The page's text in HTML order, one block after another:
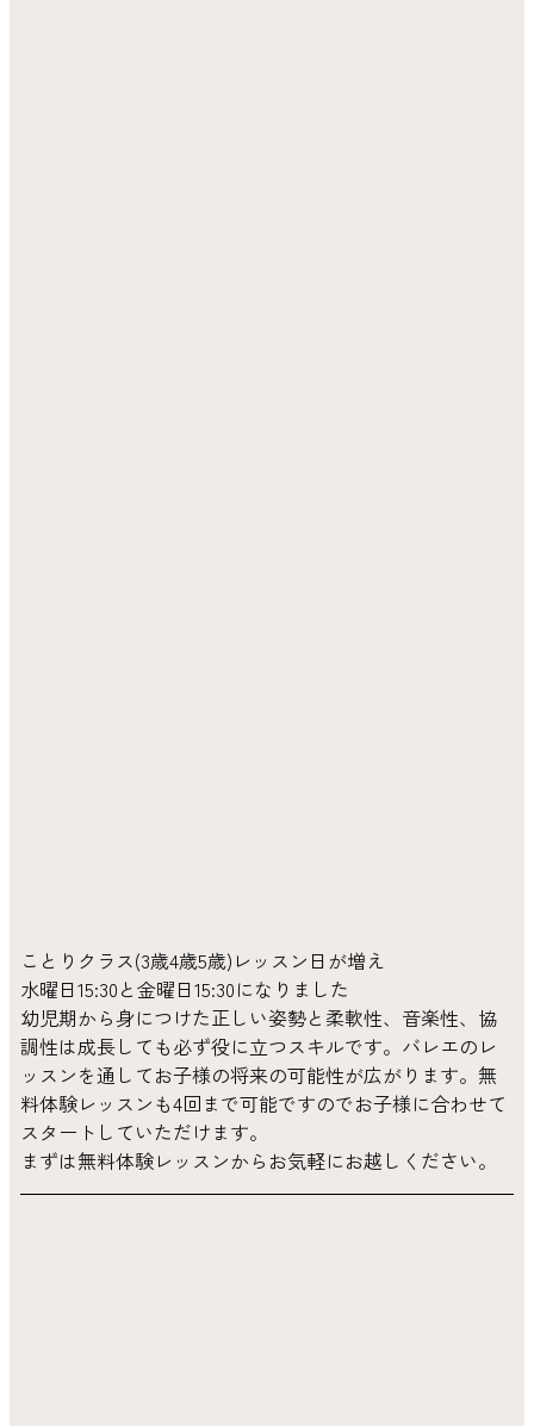
ことりクラス(3歳4歳5歳)レッスン日が増え
水曜日15:30と金曜日15:30になりました
幼児期から身につけた正しい姿勢と柔軟性、音楽性、協
調性は成長しても必ず役に立つスキルです。バレエのレ
ッスンを通してお子様の将来の可能性が広がります。無
料体験レッスンも4回まで可能ですのでお子様に合わせて
スタートしていただけます。
まずは無料体験レッスンからお気軽にお越しください。